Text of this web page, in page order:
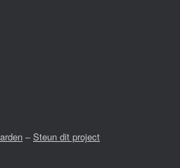
–Steun dit project